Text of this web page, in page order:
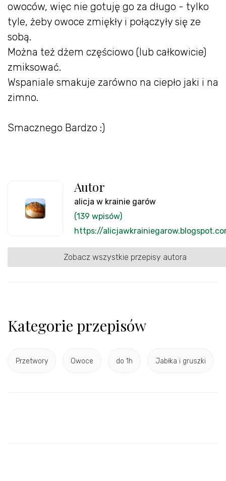
owoców, więc nie gotuję go za długo - tylko
tyle, żeby owoce zmiękły i połączyły się ze
sobą.
Można też dżem częściowo (lub całkowicie)
zmiksować.
Wspaniale smakuje zarówno na ciepło jaki i na
zimno.
Smacznego Bardzo :)
Autor
alicja w krainie garów
(139 wpisów)
https://
Zobacz wszystkie przepisy autora
Kategorie przepisów
Przetwory Owoce do 1h Jabłka i gruszki